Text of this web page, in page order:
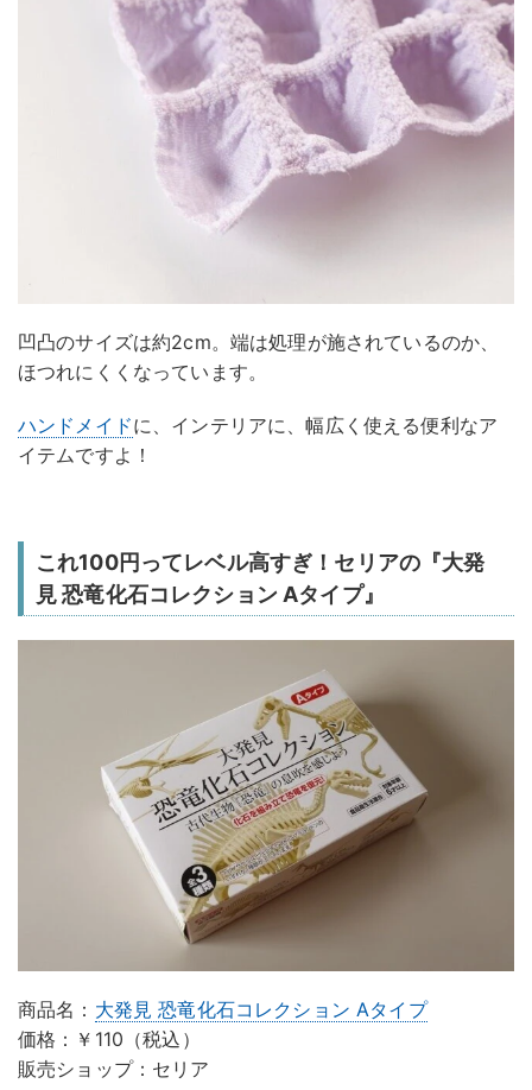
凹凸のサイズは約2cm。端は処理が施されているのか、
ほつれにくくなっています。
ハンドメイドに、インテリアに、幅広く使える便利なア
イテムですよ！
これ100円ってレベル高すぎ！セリアの『大発
見 恐竜化石コレクション Aタイプ』
商品名： 大発見 恐竜化石コレクション Aタイプ
価格：￥110（税込）
販売ショップ：セリア